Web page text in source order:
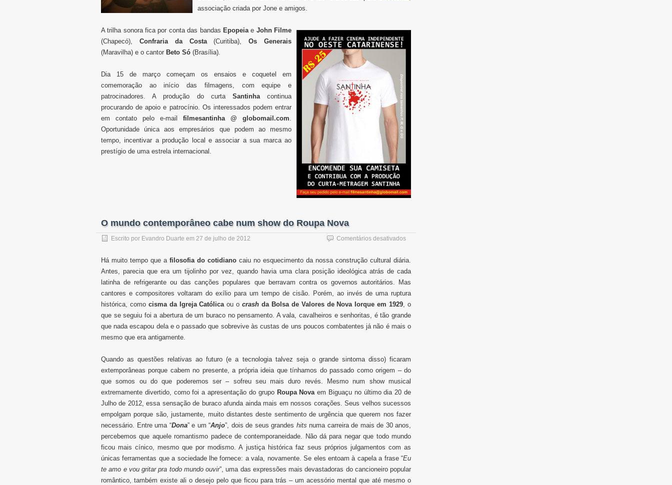
associação criada por Jone e amigos.
A trilha sonora fica por conta das bandas Epopeiae John Filme
(Chapecó), Confraria da Costa(Curitiba),
Os Generais
(Maravilha) e o cantor Beto Só (Brasília).
Dia 15 de março começam os ensaios e coquetel em
comemoração ao início das filmagens, com equipe e
patrocinadores. A produção do curta Santinhacontinua
procurando de apoio e patrocínio. Os interessados podem entrar
em contato pelo e-mail filmesantinha @ globomail.com
Oportunidade única aos empresários que podem ao mesmo
tempo, incentivar a produção local e associar a sua marca ao
prestígio de uma estrela internacional.
O mundo contemporâneo cabe num show do Roupa Nova
Escrito por Evandro Duarte em 27 de julho de 2012 Comentários desativadosem
contemporâneo
cabe
num
show
Nova
Há muito tempo que a filosofia do cotidiano caiu no esquecimento da nossa construção cultural diária.
Antes, parecia que era um tijolinho por vez, quando havia uma clara posição ideológica atrás de cada
latinha de refrigerante ou das canções populares que berravam contra os governos autoritários. Mas
cantores e compositores voltaram do exílio para um tempo de cisão. Porém, ao invés de uma ruptura
histórica, como cisma da Igreja Católica ou ocrash da Bolsa de Valores de Nova Iorque em 1929 , o
que se seguiu foi a abertura de um buraco no pensamento. A vala, cavalheiros e senhoritas, é tão grande
que nada escapou dela e o passado que sobrevive às custas de uns poucos combatentes já não é mais o
mesmo que era antigamente.
Quando as questões relativas ao futuro (e a tecnologia talvez seja o grande sintoma disso) ficaram
extemporâneas porque cabem no presente, a própria ideia que tínhamos do passado como origem – do
que somos ou do que poderemos ser – sofreu seu mais duro revés. Mesmo num show musical
extremamente divertido, como foi a apresentação do grupo Roupa Nova em Biguaçu no último dia 20 de
Julho de 2012, essa sensação de buraco afunda ainda mais em nossos corações. Seus velhos sucessos
empolgam porque são, justamente, muito distantes deste sentimento de urgência que querem nos fazer
necessário. Entre uma “Dona” e um “Anjo”, dois de seus grandes hits numa carreira de mais de 30 anos,
percebemos que aquele romantismo padece de contemporaneidade. Não dá para negar que todo mundo
ficou mais cínico, mesmo que por modismo. A justiça histórica faz seus próprios julgamentos com as
únicas ferramentas que a sociedade lhe fornece: a vala, novamente. Se eles entoam à capela a frase “Eu
te amo e vou gritar pra todo mundo ouvir”, uma das expressões mais devastadoras do cancioneiro popular
romântico, também existe ali o desejo pelo que ficou para trás – um acessório mental que até mesmo o